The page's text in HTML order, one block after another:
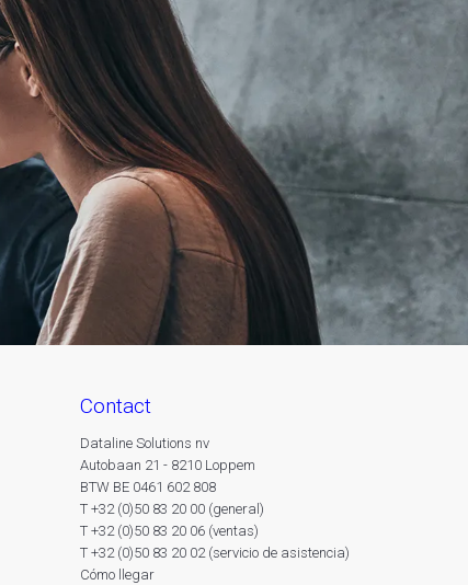
contact
Dataline Solutions nv
Autobaan 21 - 8210 Loppem
BTW BE 0461 602 808
T +32 (0)50 83 20 00 (general)
T +32 (0)50 83 20 06 (ventas)
T +32 (0)50 83 20 02 (servicio de asistencia)
Cómo llegar